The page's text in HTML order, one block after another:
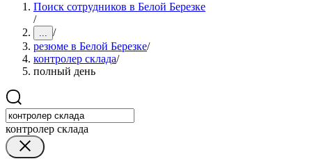
Поиск сотрудников в Белой Березке
/
... /
резюме в Белой Березке/
контролер склада/
полный день
контролер склада